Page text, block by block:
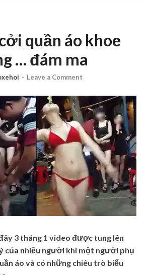
quần áo khoe
… đám ma
- Leave a Comment
3 tháng 1 video được tung lên
của nhiều người khi một người phụ
áo và có những chiêu trò biểu